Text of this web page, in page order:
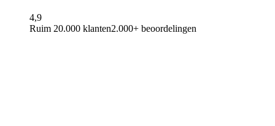
4,9
Ruim 20.000 klanten2.000+ beoordelingen